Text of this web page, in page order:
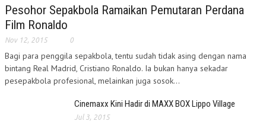
Pesohor Sepakbola Ramaikan Pemutaran Perdana
Film Ronaldo
Nov 12, 2015 0
Bagi para penggila sepakbola, tentu sudah tidak asing dengan nama
bintang Real Madrid, Cristiano Ronaldo. Ia bukan hanya sekadar
pesepakbola profesional, melainkan juga sosok...
Cinemaxx Kini Hadir di MAXX BOX Lippo Village
Jul 3, 2015